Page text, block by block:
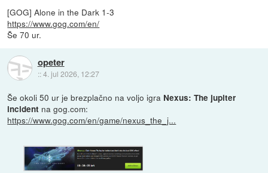
[GOG] Alone in the Dark 1-3
https://www.gog.com/en/
Še 70 ur.
opeter
::4. jul 2026, 12:27
Še okoli 50 ur je brezplačno na voljo igra Nexus: The jupiter
incident na gog.com:
https://www.gog.com/en/game/nexus_the_j...